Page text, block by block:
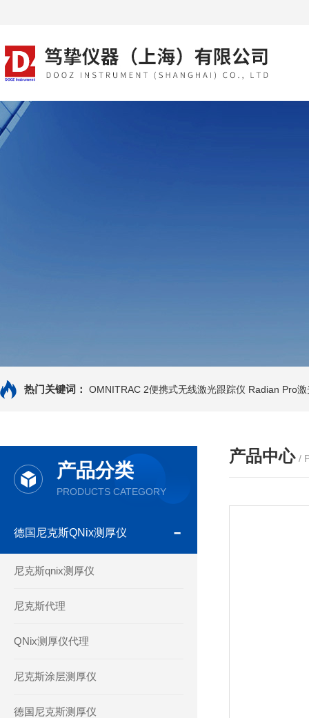
热门关键词： OMNITRAC 2便携式无线激光跟踪仪 Radian Pro
产品分类
PRODUCTS CATEGORY
德国尼克斯QNix测厚仪
尼克斯qnix测厚仪
尼克斯代理
QNix测厚仪代理
尼克斯涂层测厚仪
德国尼克斯测厚仪
产品中心 /